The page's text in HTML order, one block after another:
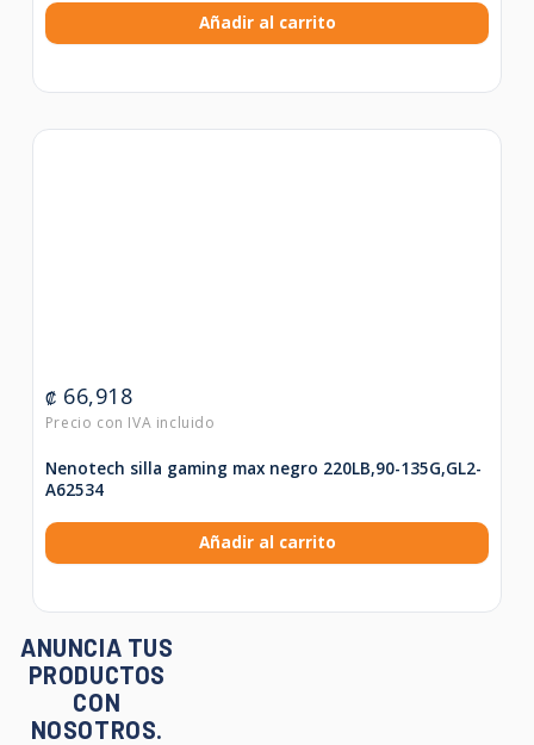
Añadir al carrito
₡ 66,918
Nenotech silla gaming max negro 220LB,90-135G,GL2-
A62534
Añadir al carrito
ANUNCIA TUS
PRODUCTOS
CON
NOSOTROS.